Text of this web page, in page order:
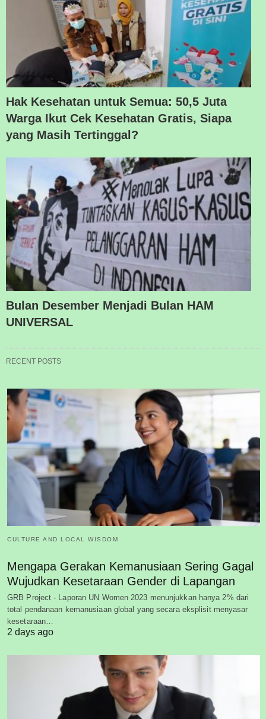
Hak Kesehatan untuk Semua: 50,5 Juta
Warga Ikut Cek Kesehatan Gratis, Siapa
yang Masih Tertinggal?
Bulan Desember Menjadi Bulan HAM
UNIVERSAL
RECENT POSTS
CULTURE AND LOCAL WISDOM
Mengapa Gerakan Kemanusiaan Sering Gagal
Wujudkan Kesetaraan Gender di Lapangan
GRB Project - Laporan UN Women 2023 menunjukkan hanya 2% dari
total pendanaan kemanusiaan global yang secara eksplisit menyasar
kesetaraan…
2 days ago